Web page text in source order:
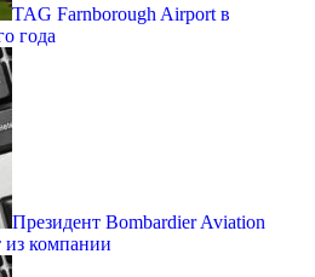
TAG Farnborough Airport в
года
Президент Bombardier Aviation
из компании